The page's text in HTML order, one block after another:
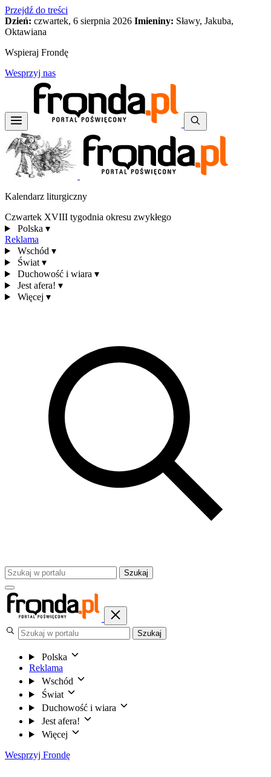
Przejdź do treści
Dzień: czwartek, 6 sierpnia 2026 Imieniny: Sławy, Jakuba,
Oktawiana
Wspieraj Frondę
Wesprzyj nas
Kalendarz liturgiczny
Czwartek XVIII tygodnia okresu zwykłego
Polska ▾
Reklama
Wschód ▾
Świat ▾
Duchowość i wiara ▾
Jest afera! ▾
Więcej ▾
Szukaj
Szukaj
Polska
Reklama
Wschód
Świat
Duchowość i wiara
Jest afera!
Więcej
Wesprzyj Frondę